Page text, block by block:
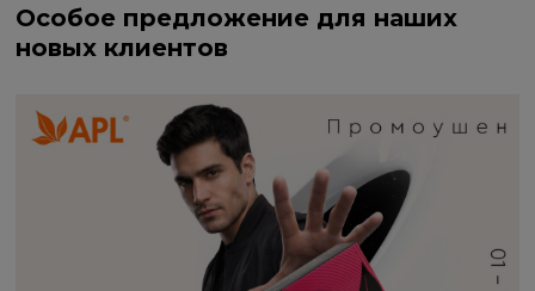
Особое предложение для наших
новых клиентов